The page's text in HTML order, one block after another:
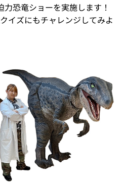
恐竜ショーを実施します！
イズにもチャレンジしてみよ